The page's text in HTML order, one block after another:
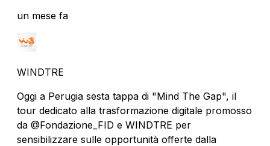
un mese fa
WINDTRE
Oggi a Perugia sesta tappa di "Mind The Gap", il
tour dedicato alla trasformazione digitale promosso
da @Fondazione_FID e WINDTRE per
sensibilizzare sulle opportunità offerte dalla